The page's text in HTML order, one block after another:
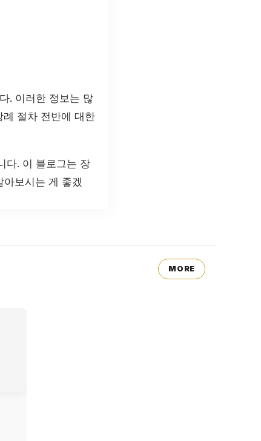
. 이러한 정보는 많
절차 전반에 대한
다. 이 블로그는 장
보시는 게 좋겠
MORE